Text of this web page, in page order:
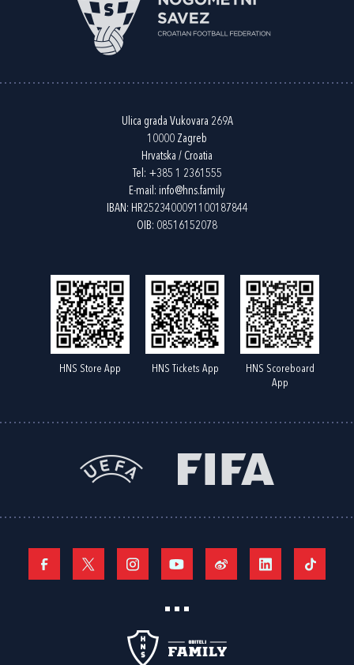
Ulica grada Vukovara 269A
10000 Zagreb
Hrvatska / Croatia
Tel: +385 1 2361555
E-mail: info@hns.family
IBAN: HR2523400091100187844
OIB: 08516152078
HNS Store App HNS Tickets App
HNS Scoreboard
App